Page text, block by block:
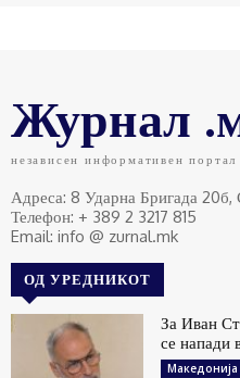
Журнал
независен информативен портал
Адреса: 8 Ударна Бригада 20б,
Телефон: + 389 2 3217 815
Email: info @ zurnal.mk
ОД УРЕДНИКОТ
За Иван
се напади
Македонија